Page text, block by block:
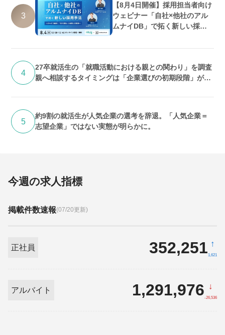
3
【8月4日開催】採用担当者向け
ウェビナー「自社×他社のアル
ムナイDB」で拓く新しい採用
没」の実態と打開策～
4
27卒就活生の「就職活動における親との関わり」を調査
親へ相談するタイミングは「企業選びの初期段階」が最
と」
5
約9割の就活生が人気企業の選考を辞退。「人気企業＝
志望企業」ではない実態が明らかに。
今週の求人指標
掲載件数速報(07/20更新)
正社員 352,251 ↑
1,621
アルバイト 1,291,976 ↓
-26,536